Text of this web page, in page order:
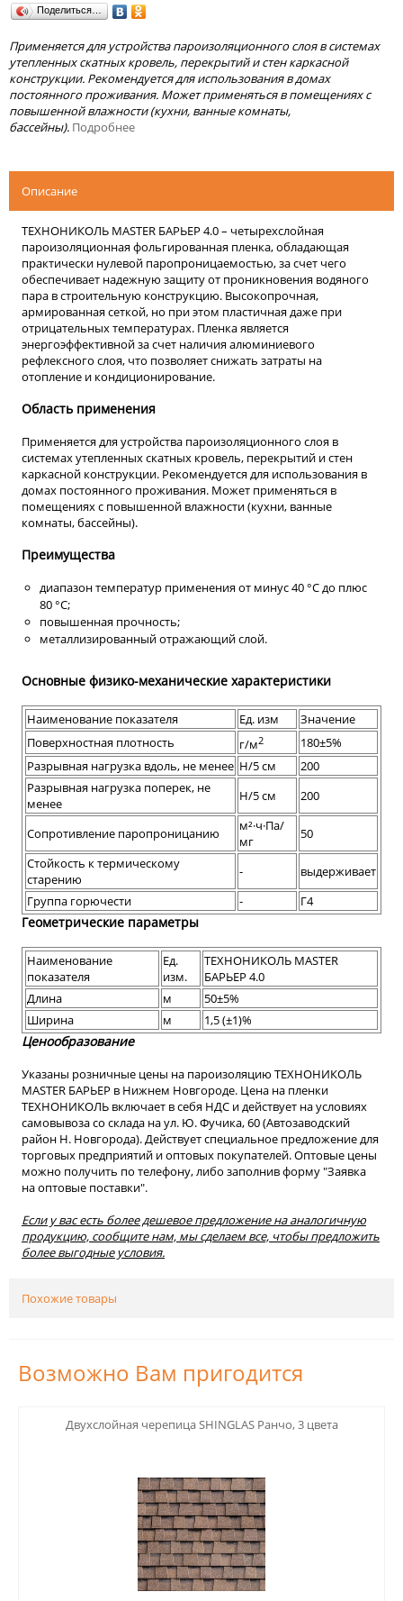
Поделиться…
Применяется для устройства пароизоляционного слоя в системах
утепленных скатных кровель, перекрытий и стен каркасной
конструкции. Рекомендуется для использования в домах
постоянного проживания. Может применяться в помещениях с
повышенной влажности (кухни, ванные комнаты,
бассейны). Подробнее
Описание
ТЕХНОНИКОЛЬ MASTER БАРЬЕР 4.0 – четырехслойная
пароизоляционная фольгированная пленка, обладающая
практически нулевой паропроницаемостью, за счет чего
обеспечивает надежную защиту от проникновения водяного
пара в строительную конструкцию. Высокопрочная,
армированная сеткой, но при этом пластичная даже при
отрицательных температурах. Пленка является
энергоэффективной за счет наличия алюминиевого
рефлексного слоя, что позволяет снижать затраты на
отопление и кондиционирование.
Область применения
Применяется для устройства пароизоляционного слоя в
системах утепленных скатных кровель, перекрытий и стен
каркасной конструкции. Рекомендуется для использования в
домах постоянного проживания. Может применяться в
помещениях с повышенной влажности (кухни, ванные
комнаты, бассейны).
Преимущества
диапазон температур применения от минус 40 °С до плюс
80 °С;
повышенная прочность;
металлизированный отражающий слой.
Основные физико-механические характеристики
Наименование показателя Ед. изм
Значение
Поверхностная плотность
г/м2
180±5%
Разрывная нагрузка вдоль, не менее Н/5 см
200
Разрывная нагрузка поперек, не
менее
Н/5 см 200
Сопротивление паропроницанию
м²·ч·Па/
мг
50
Стойкость к термическому
старению
-
выдерживает
Группа горючести
- Г4
Геометрические параметры
Наименование
показателя
Ед.
изм.
ТЕХНОНИКОЛЬ MASTER
БАРЬЕР 4.0
Длина
м
50±5%
Ширина
м 1,5 (±1)%
Ценообразование
Указаны розничные цены на пароизоляцию ТЕХНОНИКОЛЬ
MASTER БАРЬЕР в Нижнем Новгороде. Цена на пленки
ТЕХНОНИКОЛЬ включает в себя НДС и действует на условиях
самовывоза со склада на ул. Ю. Фучика, 60 (Автозаводский
район Н. Новгорода). Действует специальное предложение для
торговых предприятий и оптовых покупателей. Оптовые цены
можно получить по телефону, либо заполнив форму "Заявка
на оптовые поставки".
Если у вас есть более дешевое предложение на аналогичную
продукцию, сообщите нам, мы сделаем все, чтобы предложить
более выгодные условия.
Похожие товары
Возможно Вам пригодится
Двухслойная черепица SHINGLAS Ранчо, 3 цвета